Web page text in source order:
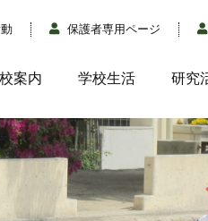
保護者専用ページ
案内 学校生活 研究